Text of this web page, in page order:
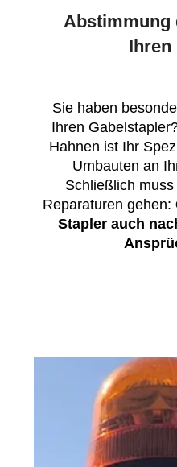
Abstimmung
Ihren
Sie haben
Ihren
Hahnen ist Ihr
Umbauten an
Schließlich
Reparaturen gehen:
Stapler auch